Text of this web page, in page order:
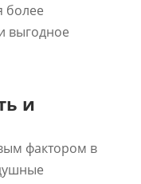
более
выгодное
и
фактором в